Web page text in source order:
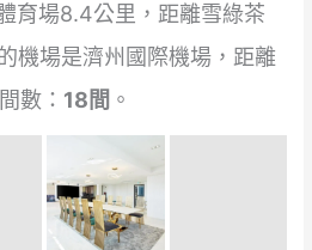
育場8.4公里，距離雪綠茶
機場是濟州國際機場，距離
數： 18間 。